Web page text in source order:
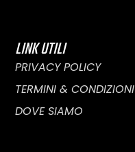
LINK UTILI
PRIVACY POLICY
TERMINI & CONDIZIONI
DOVE SIAMO